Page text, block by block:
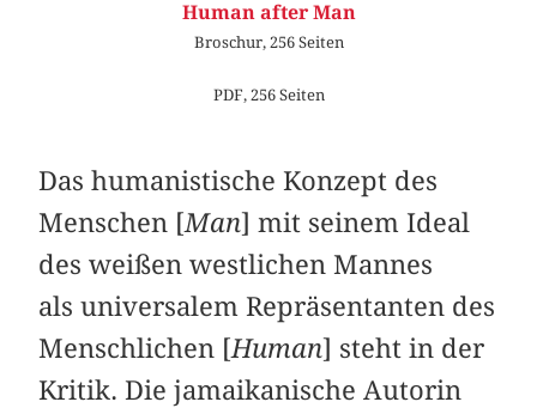
Human after Man
Broschur, 256 Seiten
PDF, 256 Seiten
Das humanistische Konzept des
Menschen [Man] mit seinem Ideal
des weißen westlichen Mannes
als universalem Repräsentanten des
Menschlichen [Human] steht in der
Kritik. Die jamaikanische Autorin